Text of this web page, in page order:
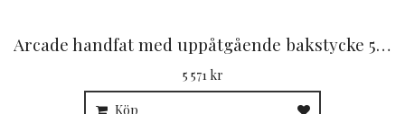
Arcade handfat med uppåtgående bakstycke 59 cm
5 571 kr
Köp